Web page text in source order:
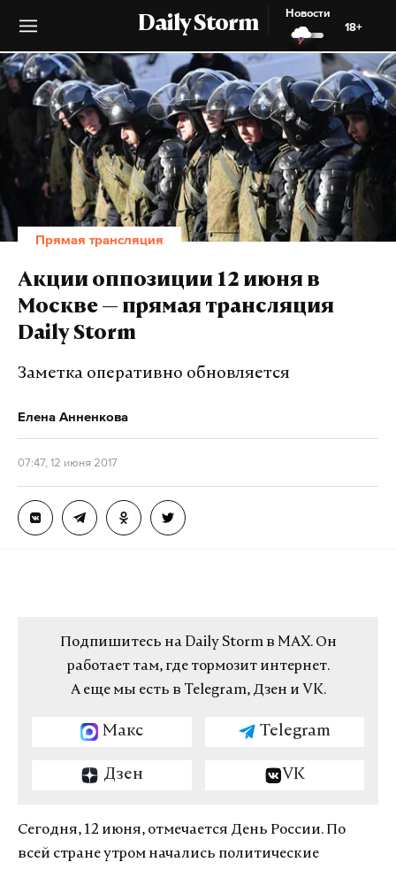
Daily Storm
Новости
18+
Прямая трансляция
Акции оппозиции 12 июня в
Москве — прямая трансляция
Daily Storm
Заметка оперативно обновляется
Елена Анненкова
07:47, 12 июня 2017
Подпишитесь на Daily Storm в MAX. Он
работает там, где тормозит интернет.
А еще мы есть в Telegram, Дзен и VK.
Макс Telegram
Дзен VK
Сегодня, 12 июня, отмечается День России. По
всей стране утром начались политические